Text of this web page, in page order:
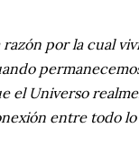
razón por la cual
el Universo
entre todo lo